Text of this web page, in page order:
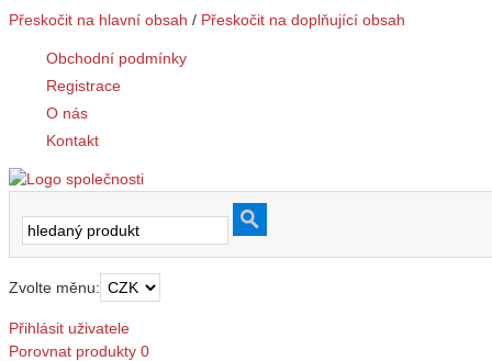
Přeskočit na hlavní obsah / Přeskočit na doplňující obsah
Obchodní podmínky
Registrace
O nás
Kontakt
Zvolte měnu:
Přihlásit uživatele
Porovnat produkty 0